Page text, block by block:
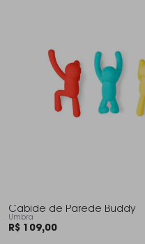
Cabide de Parede Buddy
Umbra
R$ 109,00